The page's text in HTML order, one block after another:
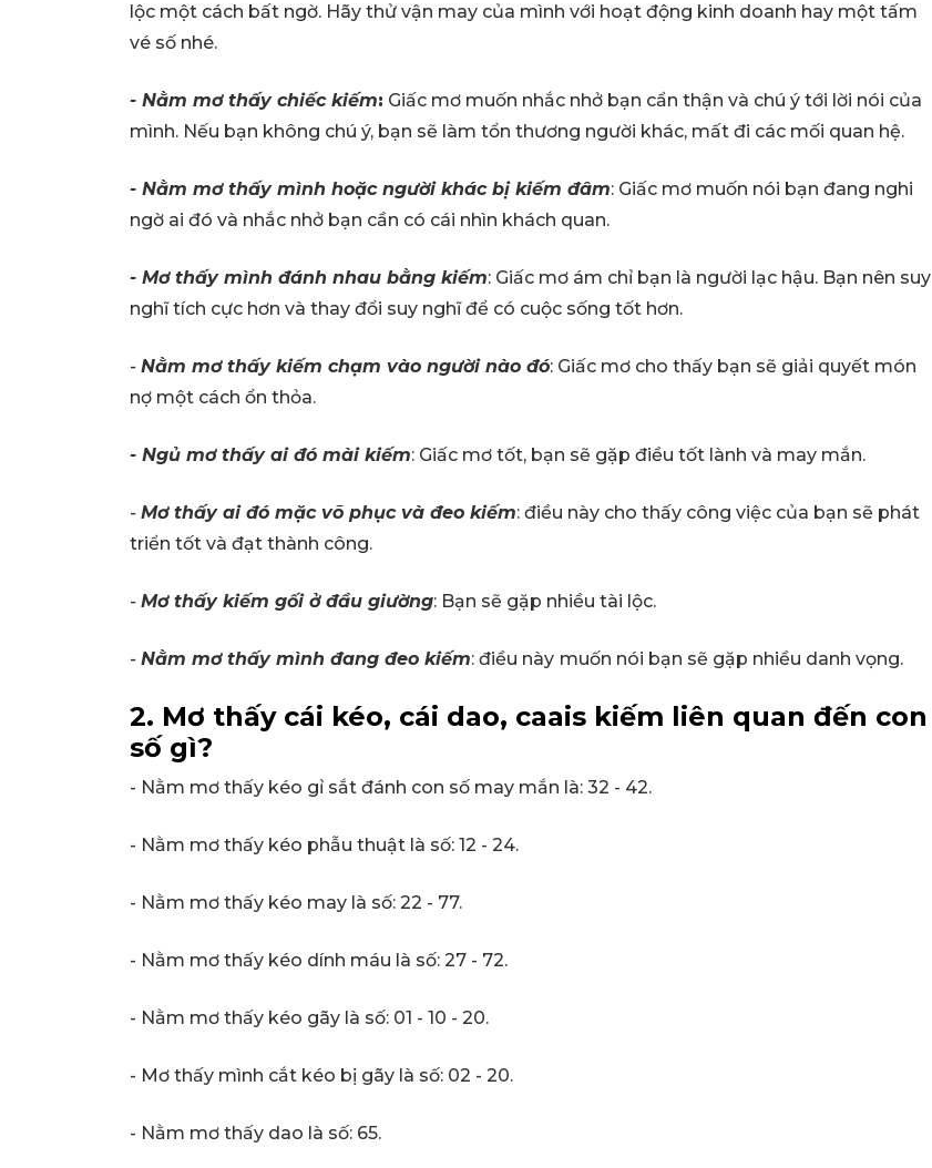
lộc một cách bất ngờ. Hãy thử vận may của mình với hoạt động kinh doanh hay một tấm
vé số nhé.
- Nằm mơ thấy chiếc kiếm: Giấc mơ muốn nhắc nhở bạn cẩn thận và chú ý tới lời nói của
mình. Nếu bạn không chú ý, bạn sẽ làm tổn thương người khác, mất đi các mối quan hệ.
- Nằm mơ thấy mình hoặc người khác bị kiếm đâm: Giấc mơ muốn nói bạn đang nghi
ngờ ai đó và nhắc nhở bạn cần có cái nhìn khách quan.
- Mơ thấy mình đánh nhau bằng kiếm: Giấc mơ ám chỉ bạn là người lạc hậu. Bạn nên suy
nghĩ tích cực hơn và thay đổi suy nghĩ để có cuộc sống tốt hơn.
- Nằm mơ thấy kiếm chạm vào người nào đó: Giấc mơ cho thấy bạn sẽ giải quyết món
nợ một cách ổn thỏa.
- Ngủ mơ thấy ai đó mài kiếm: Giấc mơ tốt, bạn sẽ gặp điều tốt lành và may mắn.
- Mơ thấy ai đó mặc võ phục và đeo kiếm: điều này cho thấy công việc của bạn sẽ phát
triển tốt và đạt thành công.
- Mơ thấy kiếm gối ở đầu giường: Bạn sẽ gặp nhiều tài lộc.
- Nằm mơ thấy mình đang đeo kiếm: điều này muốn nói bạn sẽ gặp nhiều danh vọng.
2. Mơ thấy cái kéo, cái dao, caais kiếm liên quan đến con
số gì?
- Nằm mơ thấy kéo gỉ sắt đánh con số may mắn là: 32 - 42.
- Nằm mơ thấy kéo phẫu thuật là số: 12 - 24.
- Nằm mơ thấy kéo may là số: 22 - 77.
- Nằm mơ thấy kéo dính máu là số: 27 - 72.
- Nằm mơ thấy kéo gãy là số: 01 - 10 - 20.
- Mơ thấy mình cắt kéo bị gãy là số: 02 - 20.
- Nằm mơ thấy dao là số: 65.